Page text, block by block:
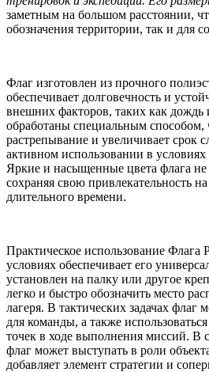
заметным на большом расстоянии,
обозначения территории, так и для
Флаг изготовлен из прочного
обеспечивает долговечность и
внешних факторов, таких как дождь
обработаны специальным способом,
растрепывание и увеличивает срок
активном использовании в
Яркие и насыщенные цвета флага
сохраняя свою привлекательность
длительного времени.
Практическое использование
условиях обеспечивает его
установлен на палку или другое
легко и быстро обозначить место
лагеря. В тактических задачах флаг
для команды, а также
точек в ходе выполнения миссий. В
флаг может выступать в роли
добавляет элемент стратегии и